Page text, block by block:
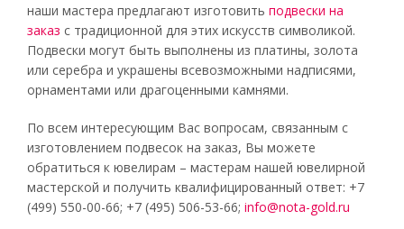
наши мастера предлагают изготовить подвески на
заказ с традиционной для этих искусств символикой.
Подвески могут быть выполнены из платины, золота
или серебра и украшены всевозможными надписями,
орнаментами или драгоценными камнями.
По всем интересующим Вас вопросам, связанным с
изготовлением подвесок на заказ, Вы можете
обратиться к ювелирам – мастерам нашей ювелирной
мастерской и получить квалифицированный ответ: +7
(499) 550-00-66; +7 (495) 506-53-66; info@nota-gold.ru